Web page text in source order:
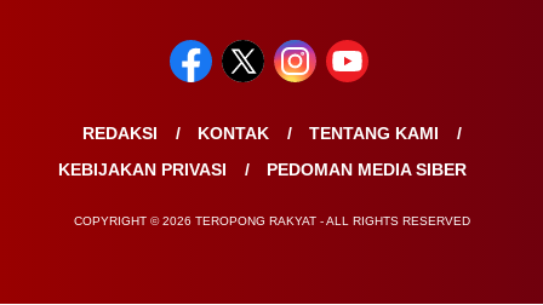
REDAKSI KONTAK
TENTANG KAMI
KEBIJAKAN PRIVASI
PEDOMAN MEDIA SIBER
COPYRIGHT © 2026 TEROPONG RAKYAT - ALL RIGHTS RESERVED